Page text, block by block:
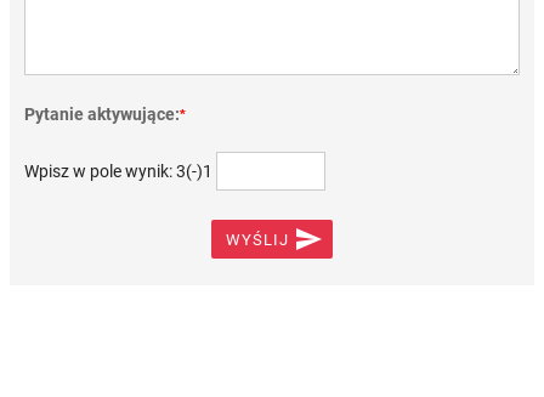
Pytanie aktywujące:*
Wpisz w pole wynik: 3(-)1
WYŚLIJ 